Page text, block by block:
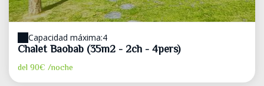
Capacidad máxima:4
Chalet Baobab (35m2 - 2ch - 4pers)
del 90€ /noche